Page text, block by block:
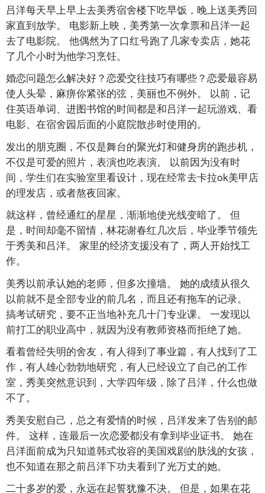
吕洋每天早上早上去美秀宿舍楼下吃早饭，晚上送美秀回
家直到放学。 电影新上映，美秀第一次拿票和吕洋一起
去了电影院。 他偶然为了口红号跑了几家专卖店，她花
了几个小时为他学习烹饪。
婚恋问题怎么解决好？恋爱交往技巧有哪些？恋爱最容易
使人头晕，麻痹你紧张的弦，美丽也不例外。 以前，记
住英语单词、进图书馆的时间都是和吕洋一起玩游戏、看
电影、在宿舍园后面的小庭院散步时使用的。
发出的朋克圈，不仅是舞台的聚光灯和健身房的跑步机，
不仅是可爱的照片，表演也吃表演。 以前因为没有时
间，学生们在实验室里看设计，现在经常去卡拉ok美甲店
的理发店，或者熬夜回家。
就这样，曾经通红的星星，渐渐地使光线变暗了。 但
是，时间却毫不留情，林花谢春红几次后，毕业季节领先
于秀美和吕洋。 家里的经济支援没有了，两人开始找工
作。
美秀以前承认她的老师，但多次撞墙。 她的成绩从很久
以前就不是全部专业的前几名，而且还有拖车的记录。
搞考试研究，要不正当地补充几十门专业课。 一发现以
前打工的职业高中，就因为没有教师资格而拒绝了她。
看着曾经失明的舍友，有人得到了事业篇，有人找到了工
作，有人雄心勃勃地研究，有人已经设立了自己的工作
室，秀美突然意识到，大学四年级，除了吕洋，什么也做
不了。
秀美安慰自己，总之有爱情的时候，吕洋发来了告别的邮
件。 这样，连最后一次恋爱都没有拿到毕业证书。 她在
吕洋面前成为只知道韩式妆容的美国戏剧的肤浅的女孩，
也不知道在那之前吕洋下功夫看到了光万丈的她。
二十多岁的爱，永远在起誓犹豫不决。 但是，如果在花